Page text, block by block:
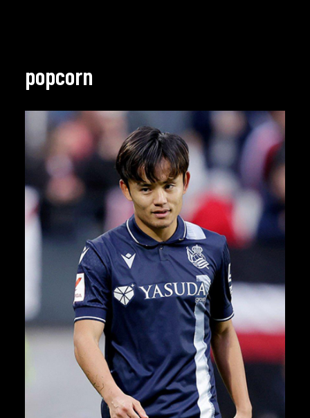
popcorn